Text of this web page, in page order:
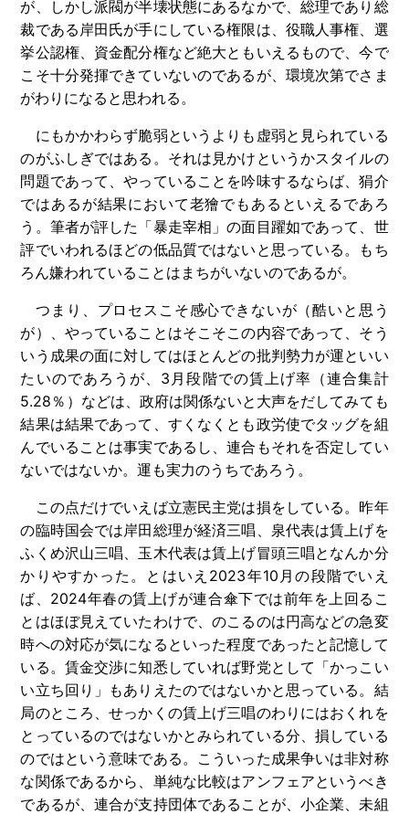
が、しかし派閥が半壊状態にあるなかで、総理であり総
裁である岸田氏が手にしている権限は、役職人事権、選
挙公認権、資金配分権など絶大ともいえるもので、今で
こそ十分発揮できていないのであるが、環境次第でさま
がわりになると思われる。
にもかかわらず脆弱というよりも虚弱と見られている
のがふしぎではある。それは見かけというかスタイルの
問題であって、やっていることを吟味するならば、狷介
ではあるが結果において老獪でもあるといえるであろ
う。筆者が評した「暴走宰相」の面目躍如であって、世
評でいわれるほどの低品質ではないと思っている。もち
ろん嫌われていることはまちがいないのであるが。
つまり、プロセスこそ感心できないが（酷いと思う
が）、やっていることはそこそこの内容であって、そう
いう成果の面に対してはほとんどの批判勢力が運といい
たいのであろうが、3月段階での賃上げ率（連合集計
5.28％）などは、政府は関係ないと大声をだしてみても
結果は結果であって、すくなくとも政労使でタッグを組
んでいることは事実であるし、連合もそれを否定してい
ないではないか。運も実力のうちであろう。
この点だけでいえば立憲民主党は損をしている。昨年
の臨時国会では岸田総理が経済三唱、泉代表は賃上げを
ふくめ沢山三唱、玉木代表は賃上げ冒頭三唱となんか分
かりやすかった。とはいえ2023年10月の段階でいえ
ば、2024年春の賃上げが連合傘下では前年を上回るこ
とはほぼ見えていたわけで、のこるのは円高などの急変
時への対応が気になるといった程度であったと記憶して
いる。賃金交渉に知悉していれば野党として「かっこい
い立ち回り」もありえたのではないかと思っている。結
局のところ、せっかくの賃上げ三唱のわりにはおくれを
とっているのではないかとみられている分、損している
のではという意味である。こういった成果争いは非対称
な関係であるから、単純な比較はアンフェアというべき
であるが、連合が支持団体であることが、小企業、未組